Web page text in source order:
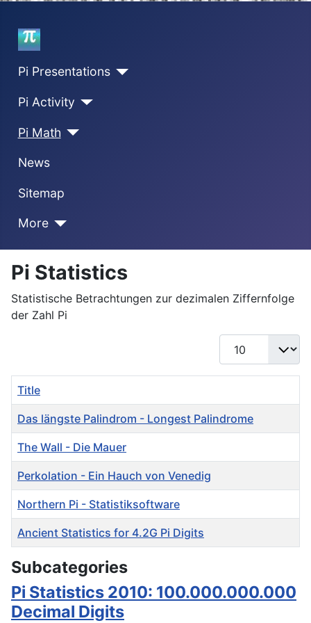
Home
Pi Presentations
Pi Activity
Pi Math
News
Sitemap
More
Pi Statistics
Statistische Betrachtungen zur dezimalen Ziffernfolge
der Zahl Pi
Display #
Title
Das längste Palindrom - Longest Palindrome
The Wall - Die Mauer
Perkolation - Ein Hauch von Venedig
Northern Pi - Statistiksoftware
Ancient Statistics for 4.2G Pi Digits
Subcategories
Pi Statistics 2010: 100.000.000.000
Decimal Digits